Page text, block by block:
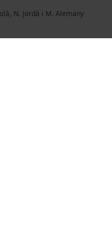
N. Jordà i M. Alemany